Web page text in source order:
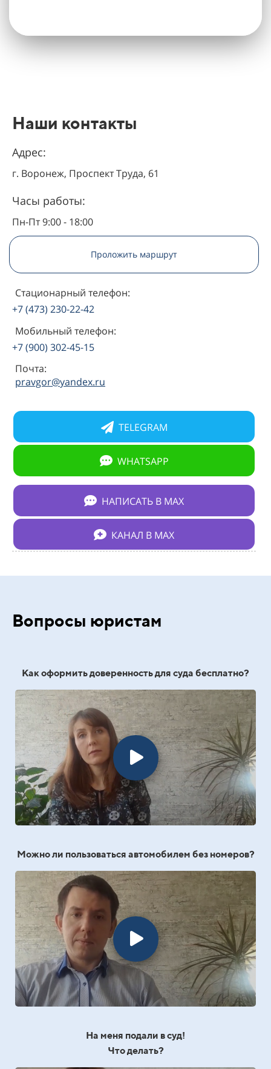
Наши контакты
Адрес:
г. Воронеж, Проспект Труда, 61
Часы работы:
Пн-Пт 9:00 - 18:00
Проложить маршрут
Стационарный телефон:
+7 (473) 230-22-42
Мобильный телефон:
+7 (900) 302-45-15
Почта:
pravgor@yandex.ru
TELEGRAM
WHATSAPP
НАПИСАТЬ В МАХ
КАНАЛ В МАХ
Вопросы юристам
Как оформить доверенность для суда бесплатно?
Можно ли пользоваться автомобилем без номеров?
На меня подали в суд!
Что делать?